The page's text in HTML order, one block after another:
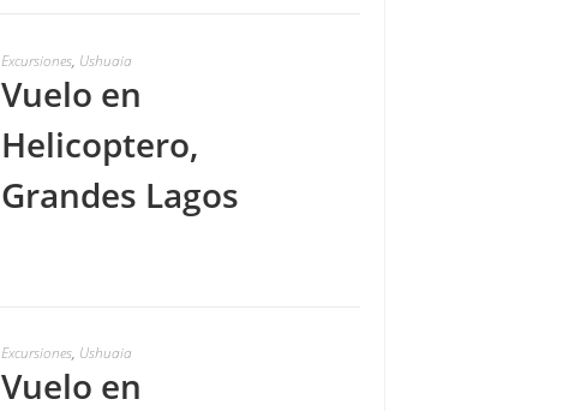
Excursiones, Ushuaia
Vuelo en
Helicoptero,
Grandes Lagos
Excursiones, Ushuaia
Vuelo en